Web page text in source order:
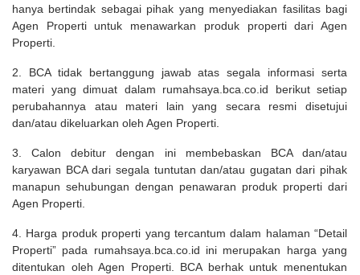
hanya bertindak sebagai pihak yang menyediakan fasilitas bagi
Agen Properti untuk menawarkan produk properti dari Agen
Properti.
2. BCA tidak bertanggung jawab atas segala informasi serta
materi yang dimuat dalam rumahsaya.bca.co.id berikut setiap
perubahannya atau materi lain yang secara resmi disetujui
dan/atau dikeluarkan oleh Agen Properti.
3. Calon debitur dengan ini membebaskan BCA dan/atau
karyawan BCA dari segala tuntutan dan/atau gugatan dari pihak
manapun sehubungan dengan penawaran produk properti dari
Agen Properti.
4. Harga produk properti yang tercantum dalam halaman “Detail
Properti” pada rumahsaya.bca.co.id ini merupakan harga yang
ditentukan oleh Agen Properti. BCA berhak untuk menentukan